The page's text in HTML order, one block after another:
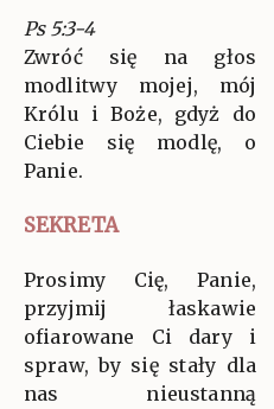
Ps 5:3-4
Zwróć się na głos
modlitwy mojej, mój
Królu i Boże, gdyż do
Ciebie się modlę, o
Panie.
SEKRETA
Prosimy Cię, Panie,
przyjmij łaskawie
ofiarowane Ci dary i
spraw, by się stały dla
nas nieustanną